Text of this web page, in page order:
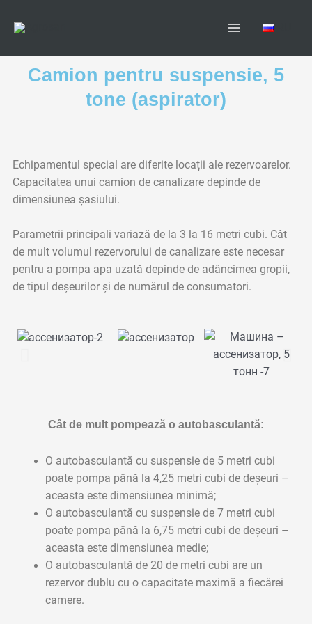
Camion pentru suspensie, 5
tone (aspirator)
Echipamentul special are diferite locații ale rezervoarelor.
Capacitatea unui camion de canalizare depinde de
dimensiunea șasiului.
Parametrii principali variază de la 3 la 16 metri cubi. Cât
de mult volumul rezervorului de canalizare este necesar
pentru a pompa apa uzată depinde de adâncimea gropii,
de tipul deșeurilor și de numărul de consumatori.
Cât de mult pompează o autobasculantă:
O autobasculantă cu suspensie de 5 metri cubi
poate pompa până la 4,25 metri cubi de deșeuri –
aceasta este dimensiunea minimă;
O autobasculantă cu suspensie de 7 metri cubi
poate pompa până la 6,75 metri cubi de deșeuri –
aceasta este dimensiunea medie;
O autobasculantă de 20 de metri cubi are un
rezervor dublu cu o capacitate maximă a fiecărei
camere.